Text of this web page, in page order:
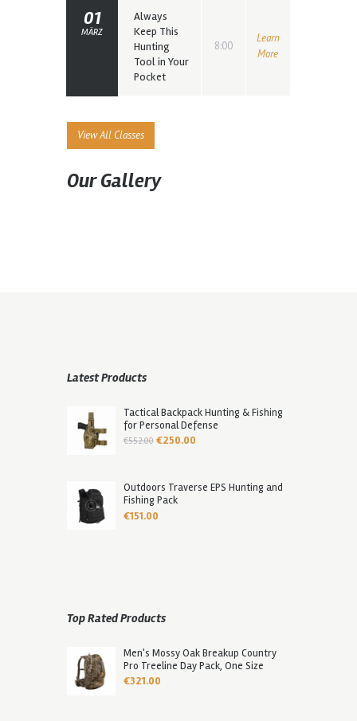
01
MÄRZ
Always
Keep This
Hunting
Tool in Your
Pocket
8:00
Learn
More
View All Classes
Our Gallery
Latest Products
Tactical Backpack Hunting & Fishing
for Personal Defense
€552.00 Ursprünglicher
€552.00
€250.00Aktueller
€250.00.
Outdoors Traverse EPS Hunting and
Fishing Pack
€151.00
Top Rated Products
Men's Mossy Oak Breakup Country
Pro Treeline Day Pack, One Size
€321.00